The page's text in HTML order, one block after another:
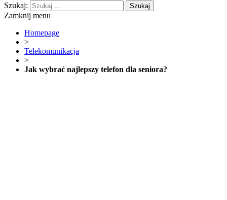
Szukaj:
Zamknij menu
Homepage
>
Telekomunikacja
>
Jak wybrać najlepszy telefon dla seniora?